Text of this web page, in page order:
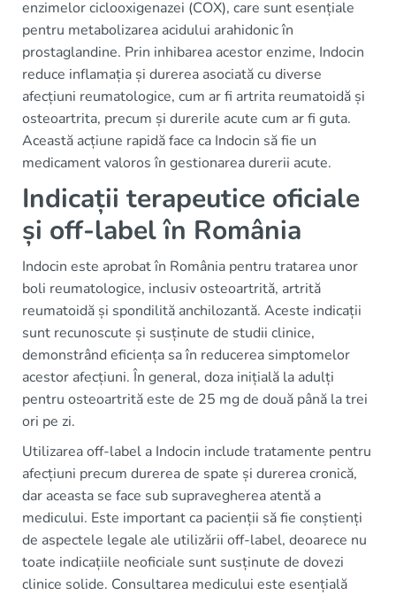
enzimelor ciclooxigenazei (COX), care sunt esențiale
pentru metabolizarea acidului arahidonic în
prostaglandine. Prin inhibarea acestor enzime, Indocin
reduce inflamația și durerea asociată cu diverse
afecțiuni reumatologice, cum ar fi artrita reumatoidă și
osteoartrita, precum și durerile acute cum ar fi guta.
Această acțiune rapidă face ca Indocin să fie un
medicament valoros în gestionarea durerii acute.
Indicații terapeutice oficiale
și off-label în România
Indocin este aprobat în România pentru tratarea unor
boli reumatologice, inclusiv osteoartrită, artrită
reumatoidă și spondilită anchilozantă. Aceste indicații
sunt recunoscute și susținute de studii clinice,
demonstrând eficiența sa în reducerea simptomelor
acestor afecțiuni. În general, doza inițială la adulți
pentru osteoartrită este de 25 mg de două până la trei
ori pe zi.
Utilizarea off-label a Indocin include tratamente pentru
afecțiuni precum durerea de spate și durerea cronică,
dar aceasta se face sub supravegherea atentă a
medicului. Este important ca pacienții să fie conștienți
de aspectele legale ale utilizării off-label, deoarece nu
toate indicațiile neoficiale sunt susținute de dovezi
clinice solide. Consultarea medicului este esențială